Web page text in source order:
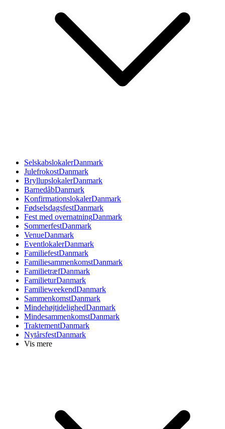
SelskabslokalerDanmark
JulefrokostDanmark
BryllupslokalerDanmark
BarnedåbDanmark
KonfirmationslokalerDanmark
FødselsdagsfestDanmark
Fest med overnatningDanmark
SommerfestDanmark
VenueDanmark
EventlokalerDanmark
FamiliefestDanmark
FamiliesammenkomstDanmark
FamilietræfDanmark
FamilieturDanmark
FamilieweekendDanmark
SammenkomstDanmark
MindehøjtidelighedDanmark
MindesammenkomstDanmark
TraktementDanmark
NytårsfestDanmark
Vis mere